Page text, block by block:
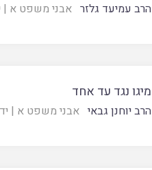
הרב עמיעד גלזר אבני משפט א |
מיגו נגד עד אחד
הרב יוחנן גבאי אבני משפט א |